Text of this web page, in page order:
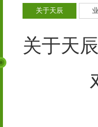
关于天辰
关于天辰